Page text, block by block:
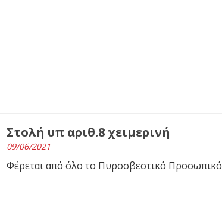
Στολή υπ αριθ.8 χειμερινή
09/06/2021
Φέρεται από όλο το Πυροσβεστικό Προσωπικό